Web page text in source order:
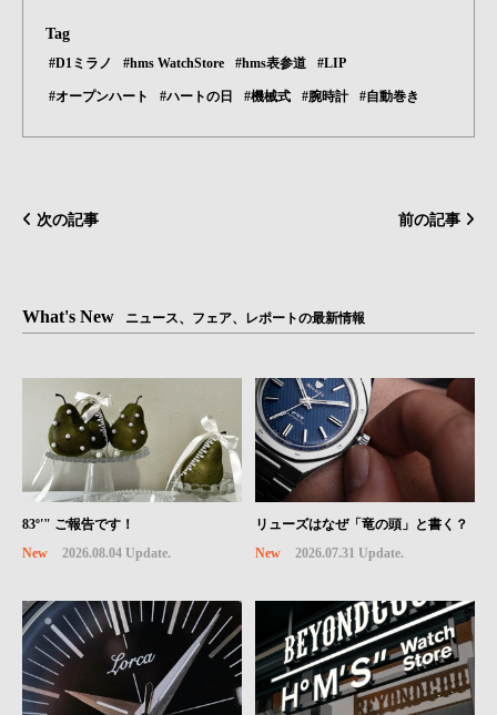
Tag
#D1ミラノ #hms WatchStore #hms表参道 #LIP
#オープンハート #ハートの日 #機械式 #腕時計 #自動巻き
次の記事 前の記事
What's New ニュース、フェア、レポートの最新情報
83º'" ご報告です！
New
2026.08.04 Update.
リューズはなぜ「竜の頭」と書く？
New
2026.07.31 Update.